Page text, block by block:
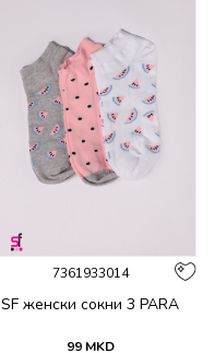
7361933014
SF женски сокни 3 PARA
99 MKD